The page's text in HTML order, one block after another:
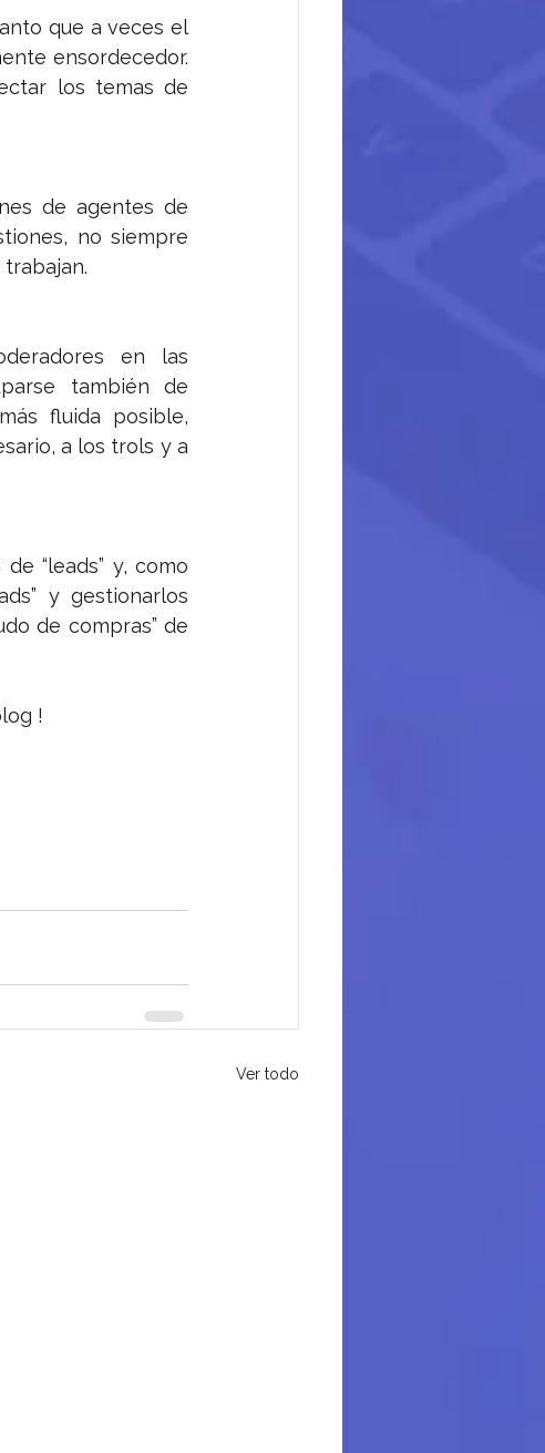
que a veces el
ensordecedor.
los temas de
de agentes de
no siempre
en las
también de
fluida posible,
a los trols y a
“leads” y, como
y gestionarlos
de compras” de
!
Ver todo